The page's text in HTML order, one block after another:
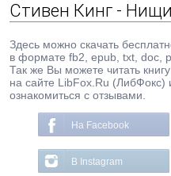
Стивен Кинг -
Здесь можно скачать
в формате fb2, epub, txt, doc,
Так же Вы можете читать
на сайте LibFox.Ru (ЛибФокс)
ознакомиться с отзывами.
На Facebook
В Instagram